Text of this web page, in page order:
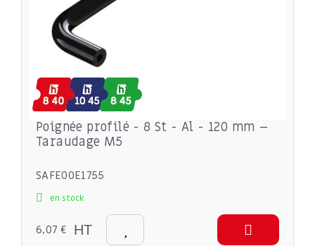
Poignée profilé - 8 St - Al - 120 mm –
Taraudage M5
SAFE00E1755
en stock
6,07 € HT